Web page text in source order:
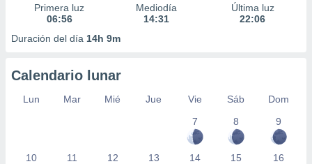
Primera luz
06:56
Mediodía
14:31
Última luz
22:06
Duración del día 14h 9m
Calendario lunar
Lun Mar Mié Jue Vie Sáb
Dom
7
8 9
10 11 12 13 14 15 16